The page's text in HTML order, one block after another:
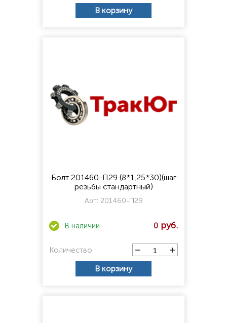
В корзину
Болт 201460-П29 (8*1,25*30)(шаг
резьбы стандартный)
Арт: 201460-П29
0
Количество
В корзину